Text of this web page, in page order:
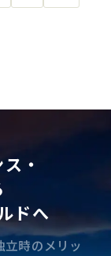
・
ドへ
時のメリッ